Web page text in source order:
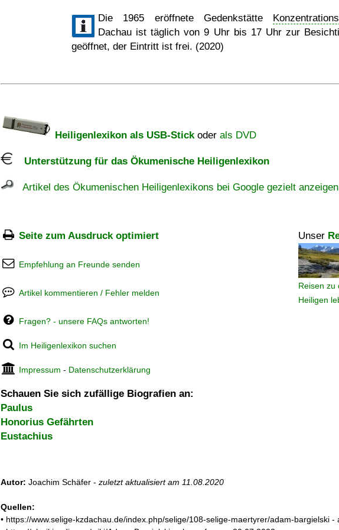
Die 1965 eröffnete Gedenkstätte
Dachau ist täglich von 9 Uhr bis 17 Uhr zur
geöffnet, der Eintritt ist frei. (2020)
Heiligenlexikon als USB-Stickoder als DVD
Unterstützung für das Ökumenische Heiligenlexikon
Artikel des Ökumenischen Heiligenlexikons bei Google gezielt anzeigen
Seite zum Ausdruck optimiert Unser
Reisen zu
Heiligen
Empfehlung an Freunde senden
Artikel kommentieren / Fehler melden
Fragen? - unsere FAQs antworten!
Im Heiligenlexikon suchen
Impressum - Datenschutzerklärung
Schauen Sie sich zufällige Biografien an:
Paulus
Honorius Gefährten
Eustachius
Autor: Joachim Schäfer - zuletzt aktualisiert am 11.08.2020
Quellen:
• https://www.selige-kzdachau.de/index.php/selige/108-selige-maertyrer/adam-bargielski